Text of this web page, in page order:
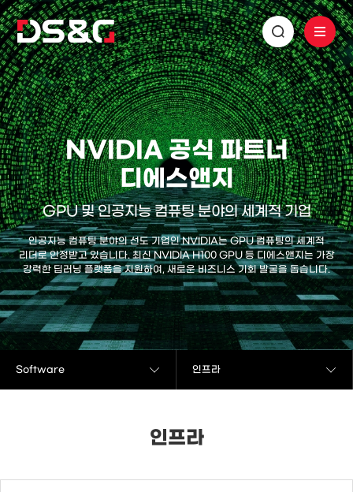
NVIDIA 공식 파트너
디에스앤지
GPU 및 인공지능 컴퓨팅 분야의 세계적 기업
인공지능 컴퓨팅 분야의 선도 기업인 NVIDIA는 GPU 컴퓨팅의 세계적
리더로 인정받고 있습니다.최신 NVIDIA H100 GPU 등 디에스앤지는 가장
강력한 딥러닝 플랫폼을 지원하여, 새로운 비즈니스 기회 발굴을 돕습니다.
Software 인프라
인프라